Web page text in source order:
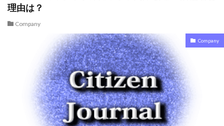
理由は？
Company
Company